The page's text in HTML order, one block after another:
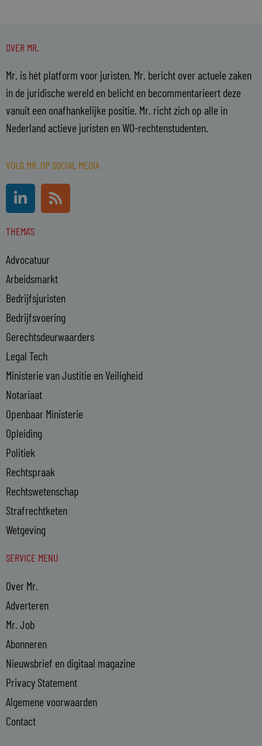
OVER MR.
Mr. is hét platform voor juristen. Mr. bericht over actuele zaken
in de juridische wereld en belicht en becommentarieert deze
vanuit een onafhankelijke positie. Mr. richt zich op alle in
Nederland actieve juristen en WO-rechtenstudenten.
VOLG MR. OP SOCIAL MEDIA
L
i
n
k
d
i
n
-
i
n
R
s
s
THEMA'S
Advocatuur
Arbeidsmarkt
Bedrijfsjuristen
Bedrijfsvoering
Gerechtsdeurwaarders
Legal Tech
Ministerie van Justitie en Veiligheid
Notariaat
Openbaar Ministerie
Opleiding
Politiek
Rechtspraak
Rechtswetenschap
Strafrechtketen
Wetgeving
SERVICE MENU
Over Mr.
Adverteren
Mr. Job
Abonneren
Nieuwsbrief en digitaal magazine
Privacy Statement
Algemene voorwaarden
Contact